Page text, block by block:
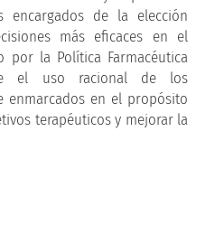
encargados de la elección
más eficaces en el
la Política Farmacéutica
el uso racional de los
enmarcados en el propósito
terapéuticos y mejorar la